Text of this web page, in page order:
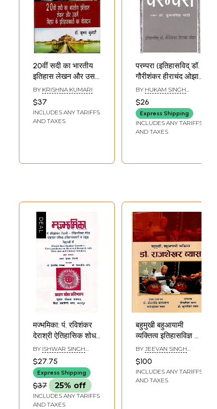
20वीं सदी का भारतीय
इतिहास लेखन और उसमें
बिहार के इतिहासकारों
का योगदान: Indian
Historiography of
the 20th Century
BY KRISHNA KUMARI
$37
INCLUDES ANY TARIFFS
AND TAXES
परम्परा (इतिहासविद् डॉ.
गौरीशंकर हीराचंद ओझा)
: Parampara
(Historian Dr.
Gaurishankar
Hirachand Ojha)
BY HUKAM SINGH
BHATI
$26
Express Shipping
INCLUDES ANY TARIFFS
AND TAXES
मज्भमिका: पं. रविशंकर
देराश्री ऐतिहासिक शोध
- पत्राचार प्रसिद्ध
इतिहासकारों व प्रबुद्ध
विद्वानों से-
Majjhamika: Pandit
Ravi Shankar
Derashri-
BY ISHWAR SINGH
RANAWAT AND
MOHABBAT SINGH
RATHOD
$27.75
Express Shipping
$37 25% off
INCLUDES ANY TARIFFS
AND TAXES
बहुमुखी बहुआयामी
व्यक्तित्व इतिहासविज्ञ डॉ.
पं. राजशेखर व्यास:
Versatile
Multidimensional
Personality
BY JEEVAN SINGH
KHARKWAS AND
RAJENDRASHEKHAR
VYAS
$100
INCLUDES ANY TARIFFS
AND TAXES